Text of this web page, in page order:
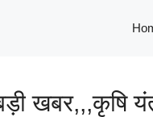
खबर,,,कृषि